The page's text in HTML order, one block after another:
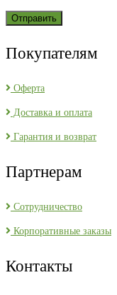
Покупателям
Оферта
Доставка и оплата
Гарантия и возврат
Партнерам
Сотрудничество
Корпоративные заказы
Контакты